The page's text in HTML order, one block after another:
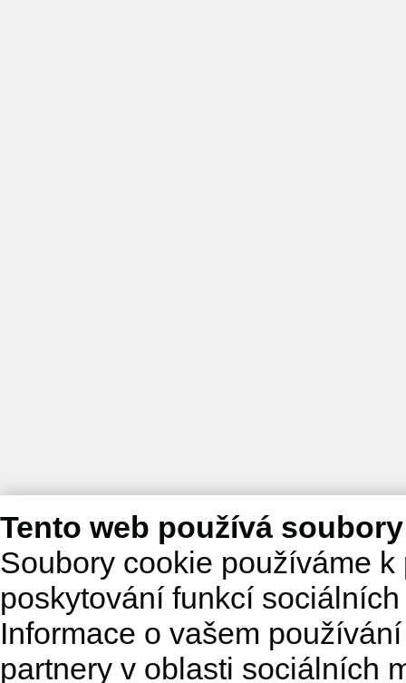
Tento web používá
Soubory cookie používáme
poskytování funkcí
Informace o vašem
partnery v oblasti sociálních